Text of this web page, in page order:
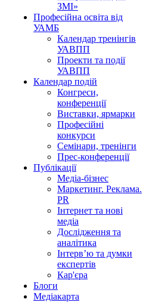
ЗМІ»
Професійна освіта від
УАМБ
Календар тренінгів
УАВПП
Проекти та події
УАВПП
Календар подій
Конгреси,
конференції
Виставки, ярмарки
Професійні
конкурси
Семінари, тренінги
Прес-конференції
Публікації
Медіа-бізнес
Маркетинг. Реклама.
PR
Інтернет та нові
медіа
Дослідження та
аналітика
Інтерв’ю та думки
експертів
Кар'єра
Блоги
Медіакарта